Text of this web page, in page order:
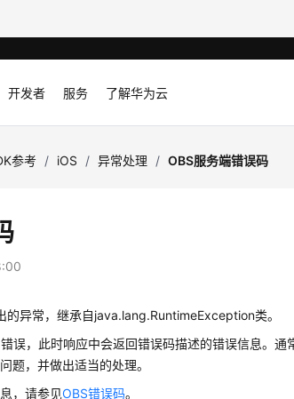
开发者 服务 了解华为云
参考 / iOS / 异常处理 / OBS服务端错误码
异常，继承自java.lang.RuntimeException类。
误，此时响应中会返回错误码描述的错误信息。
题，并做出适当的处理。
，请参见OBS错误码。